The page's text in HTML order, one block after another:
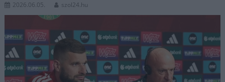
2026.06.05. szol24.hu